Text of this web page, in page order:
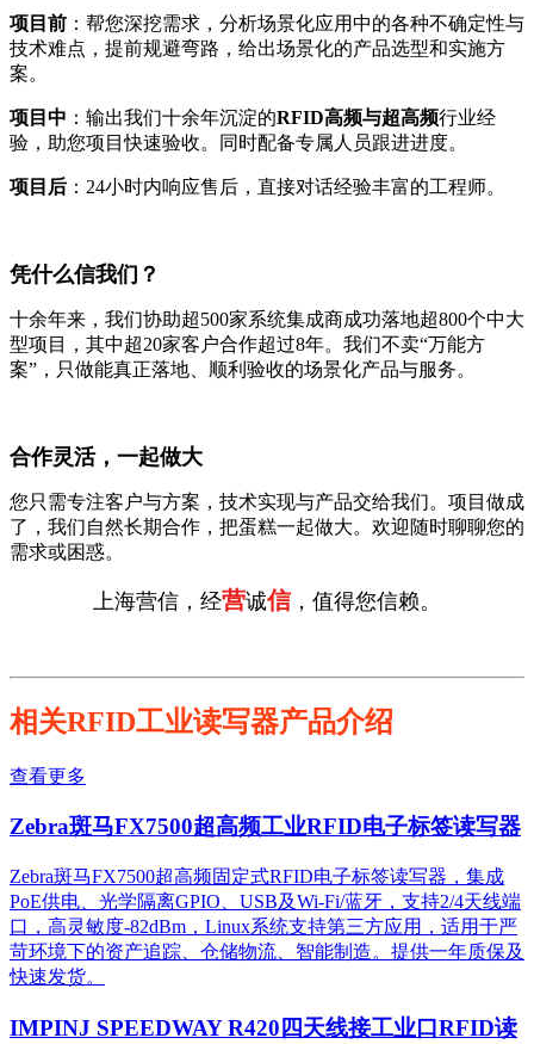
项目前 ：帮您深挖需求，分析场景化应用中的各种不确定性与
技术难点，提前规避弯路，给出场景化的产品选型和实施方
案。
项目中 ：输出我们十余年沉淀的RFID高频与超高频行业经
验，助您项目快速验收。同时配备专属人员跟进进度。
项目后 ：24小时内响应售后，直接对话经验丰富的工程师。
凭什么信我们？
十余年来，我们协助超500家系统集成商成功落地超800个中大
型项目，其中超20家客户合作超过8年。我们不卖“万能方
案”，只做能真正落地、顺利验收的场景化产品与服务。
合作灵活，一起做大
您只需专注客户与方案，技术实现与产品交给我们。项目做成
了，我们自然长期合作，把蛋糕一起做大。欢迎随时聊聊您的
需求或困惑。
上海营信，经营诚信，值得您信赖。
相关RFID工业读写器产品介绍
查看更多
Zebra斑马FX7500超高频工业RFID电子标签读写器
Zebra斑马FX7500超高频固定式RFID电子标签读写器，集成
PoE供电、光学隔离GPIO、USB及Wi-Fi/蓝牙，支持2/4天线端
口，高灵敏度-82dBm，Linux系统支持第三方应用，适用于严
苛环境下的资产追踪、仓储物流、智能制造。提供一年质保及
快速发货。
IMPINJ SPEEDWAY R420四天线接工业口RFID读